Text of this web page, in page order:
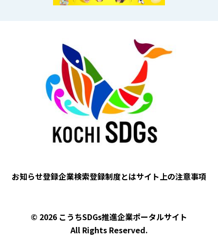
フッター
お知らせ登録企業検索登録制度とはサイト上の注意事項
© 2026 こうちSDGs推進企業ポータルサイト
All Rights Reserved.